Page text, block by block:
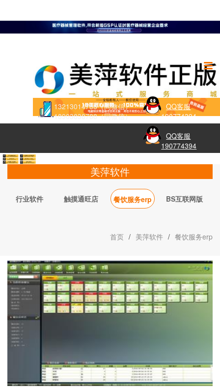
13213014788（同微信）
18903838788（同微信）
QQ客服
190774394
QQ客服
190774394
美萍软件
行业软件 触摸通旺店 餐饮服务erp BS互联网版
首页 / 美萍软件 / 餐饮服务erp